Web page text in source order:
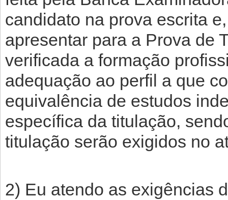
candidato na prova escrita
apresentar para a Prova de
verificada a formação
adequação ao perfil a que
equivalência de estudos
específica da titulação,
titulação serão exigidos no
2) Eu atendo as exigências